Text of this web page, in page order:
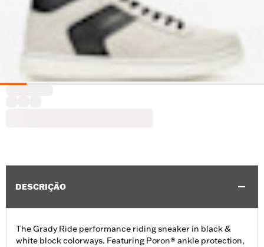
DESCRIÇÃO
The Grady Ride performance riding sneaker in black &
white block colorways. Featuring Poron® ankle protection,